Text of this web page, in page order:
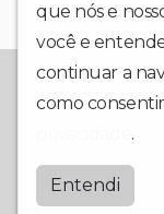
que nós e
você e
continuar a
como
.
Entendi
A Rádio Jovem
Sempre Levando a